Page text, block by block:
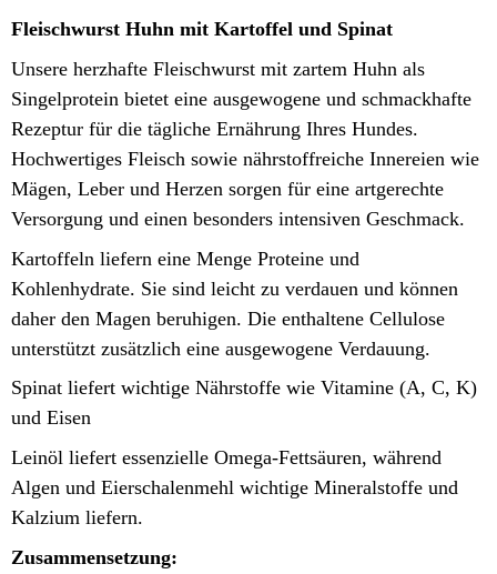
Fleischwurst Huhn mit Kartoffel und Spinat
Unsere herzhafte Fleischwurst mit zartem Huhn als
Singelprotein bietet eine ausgewogene und schmackhafte
Rezeptur für die tägliche Ernährung Ihres Hundes.
Hochwertiges Fleisch sowie nährstoffreiche Innereien wie
Mägen, Leber und Herzen sorgen für eine artgerechte
Versorgung und einen besonders intensiven Geschmack.
Kartoffeln liefern eine Menge Proteine und
Kohlenhydrate. Sie sind leicht zu verdauen und können
daher den Magen beruhigen. Die enthaltene Cellulose
unterstützt zusätzlich eine ausgewogene Verdauung.
Spinat liefert wichtige Nährstoffe wie Vitamine (A, C, K)
und Eisen
Leinöl liefert essenzielle Omega-Fettsäuren, während
Algen und Eierschalenmehl wichtige Mineralstoffe und
Kalzium liefern.
Zusammensetzung: